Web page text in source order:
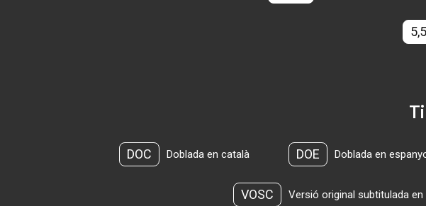
DOC Doblada en català DOE Doblada en
VOSC Versió original subtitulada en